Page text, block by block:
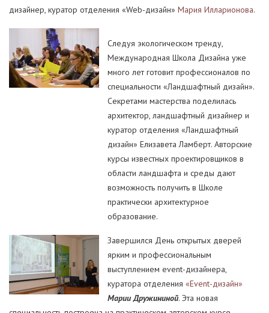
дизайнер, куратор отделения «Web-дизайн» Мария Илларионова.
Следуя экологическом тренду,
Международная Школа Дизайна уже
много лет готовит профессионалов по
специальности «Ландшафтный дизайн».
Секретами мастерства поделилась
архитектор, ландшафтный дизайнер и
куратор отделения «Ландшафтный
дизайн» Елизавета Ламберт. Авторские
курсы известных проектировщиков в
области ландшафта и среды дают
возможность получить в Школе
практически архитектурное
образование.
Завершился День открытых дверей
ярким и профессиональным
выступлением event-дизайнера,
куратора отделения «Event-дизайн»
Марии Дружининой. Эта новая